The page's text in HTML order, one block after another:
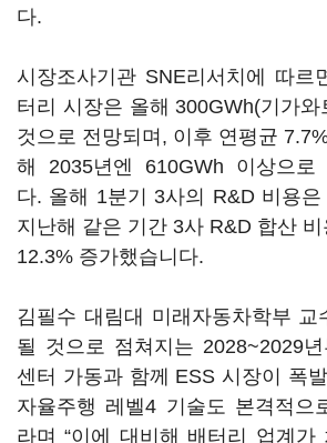
다.
시장조사기관 SNE리서치에 따르
터리 시장은 올해 300GWh(기가
것으로 전망되며, 이후 연평균
해 2035년엔 610GWh 이상으로
다. 올해 1분기 3사의 R&D 비용
지난해 같은 기간 3사 R&D 합산
12.3% 증가했습니다.
김필수 대림대 미래자동차학부 교
될 것으로 점쳐지는 2028~2029
센터 가동과 함께 ESS 시장이 폭
자율주행 레벨4 기술도 본격적으
라며 “이에 대비해 배터리 업계가